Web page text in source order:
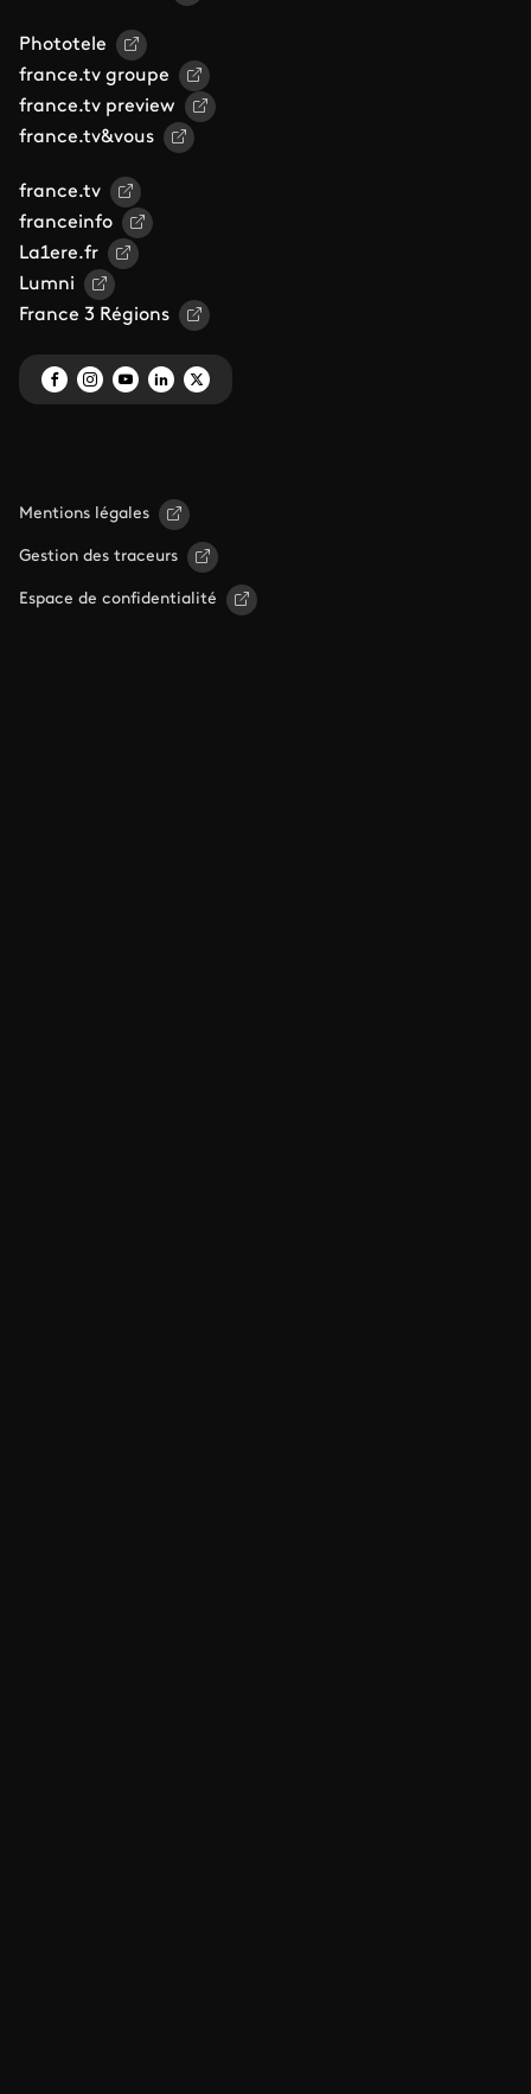
Phototele
france.tv groupe
france.tv preview
france.tv&vous
france.tv
franceinfo
La1ere.fr
Lumni
France 3 Régions
Mentions légales
Gestion des traceurs
Espace de confidentialité